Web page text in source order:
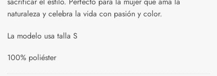
naturaleza y celebra la vida con pasión y color.
La modelo usa talla S
100% poliéster